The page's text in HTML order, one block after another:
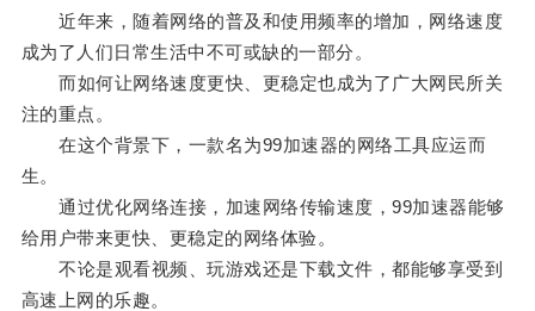
近年来，随着网络的普及和使用频率的增加，网络速度
成为了人们日常生活中不可或缺的一部分。
而如何让网络速度更快、更稳定也成为了广大网民所关
注的重点。
在这个背景下，一款名为99加速器的网络工具应运而
生。
通过优化网络连接，加速网络传输速度，99加速器能够
给用户带来更快、更稳定的网络体验。
不论是观看视频、玩游戏还是下载文件，都能够享受到
高速上网的乐趣。